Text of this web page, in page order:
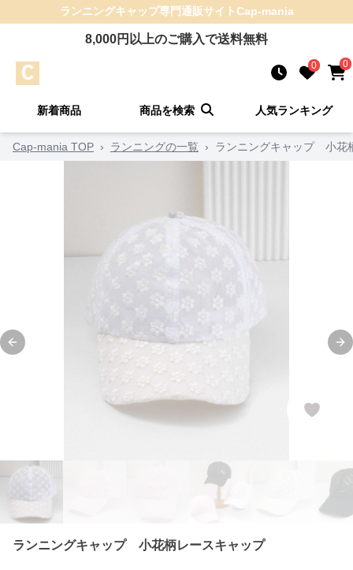
ランニングキャップ専門通販サイトCap-mania
8,000円以上のご購入で送料無料
0 0
新着商品 商品を検索 人気ランキング
Cap-mania TOP › ランニングの一覧 › ランニングキャップ 小花
Previous slide
ランニングキャップ 小花柄レースキャップ